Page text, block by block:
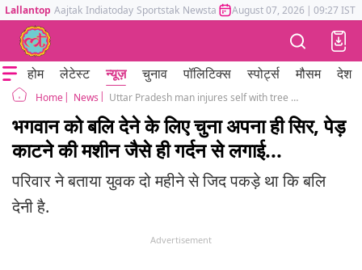
Lallantop Aajtak Indiatoday Sportstak Newstak Mumbai Tak Astrotak
August 07, 2026 | 09:27 IST
होम लेटेस्ट न्यूज़ चुनाव पॉलिटिक्स स्पोर्ट्स मौसम देश
Home News Uttar Pradesh man injures self with tree cutting machineto please Lord Shiva
भगवान को बलि देने के लिए चुना अपना ही सिर, पेड़
काटने की मशीन जैसे ही गर्दन से लगाई...
परिवार ने बताया युवक दो महीने से जिद पकड़े था कि बलि
देनी है.
Advertisement